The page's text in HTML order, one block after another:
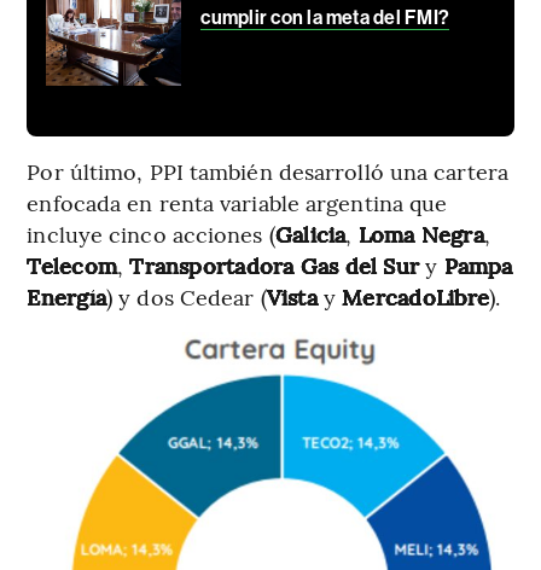
cumplir con la meta del FMI?
Por último, PPI también desarrolló una cartera
enfocada en renta variable argentina que
incluye cinco acciones (Galicia, Loma Negra,
Telecom,Transportadora Gas del Sury Pampa
Energía) y dos Cedear (VistayMercadoLibre).